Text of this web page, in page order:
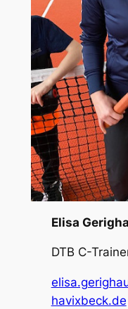
Elisa
DTB C-
havixbeck.de